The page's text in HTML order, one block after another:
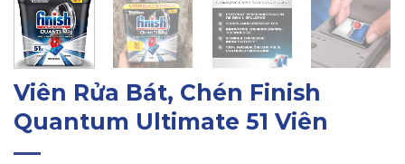
Viên Rửa Bát, Chén Finish
Quantum Ultimate 51 Viên